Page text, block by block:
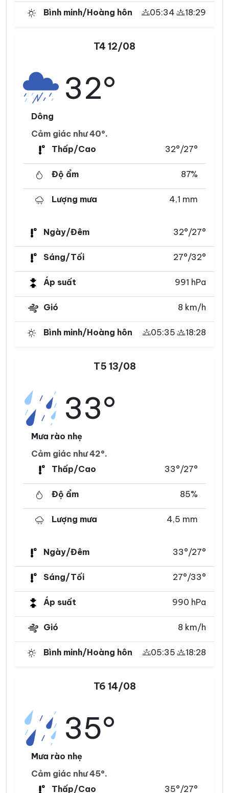
Bình minh/Hoàng hôn 05:34 18:29
T4 12/08
32°
Dông
Cảm giác như 40°.
Thấp/Cao
32°/27°
Độ ẩm 87%
Lượng mưa 4,1 mm
Ngày/Đêm 32°/27°
Sáng/Tối 27°/32°
Áp suất 991 hPa
Gió 8 km/h
Bình minh/Hoàng hôn 05:35 18:28
T5 13/08
33°
Mưa rào nhẹ
Cảm giác như 42°.
Thấp/Cao
33°/27°
Độ ẩm 85%
Lượng mưa 4,5 mm
Ngày/Đêm 33°/27°
Sáng/Tối 27°/33°
Áp suất 990 hPa
Gió 8 km/h
Bình minh/Hoàng hôn 05:35 18:28
T6 14/08
35°
Mưa rào nhẹ
Cảm giác như 45°.
Thấp/Cao
35°/27°